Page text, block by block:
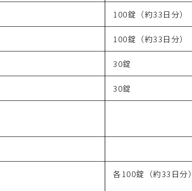
100錠（約33日分）
100錠（約33日分）
30錠
30錠
各100錠（約33日分）